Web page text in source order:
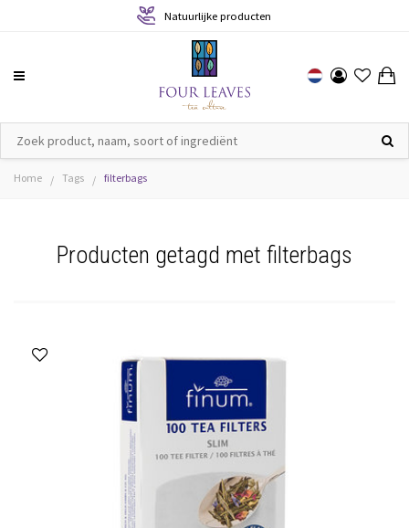
Natuurlijke producten
Home / Tags / filterbags
Producten getagd met filterbags